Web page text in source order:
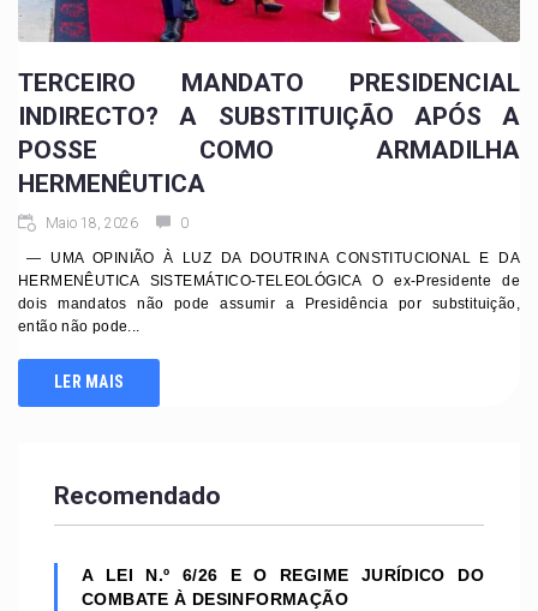
TERCEIRO MANDATO PRESIDENCIAL
INDIRECTO? A SUBSTITUIÇÃO APÓS A
POSSE COMO ARMADILHA
HERMENÊUTICA
Maio 18, 2026 0
— UMA OPINIÃO À LUZ DA DOUTRINA CONSTITUCIONAL E DA
HERMENÊUTICA SISTEMÁTICO-TELEOLÓGICA O ex-Presidente de
dois mandatos não pode assumir a Presidência por substituição,
então não pode...
LER MAIS
Recomendado
A LEI N.º 6/26 E O REGIME JURÍDICO DO
COMBATE À DESINFORMAÇÃO